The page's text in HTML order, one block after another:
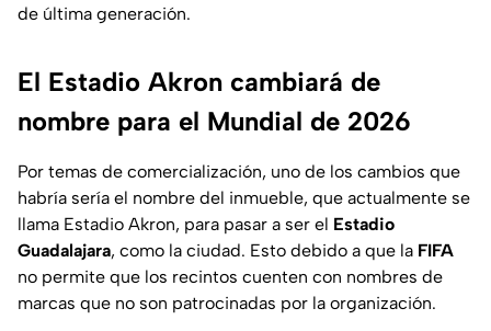
de última generación.
El Estadio Akron cambiará de
nombre para el Mundial de 2026
Por temas de comercialización, uno de los cambios que
habría sería el nombre del inmueble, que actualmente se
llama Estadio Akron, para pasar a ser el Estadio
Guadalajara, como la ciudad. Esto debido a que la FIFA
no permite que los recintos cuenten con nombres de
marcas que no son patrocinadas por la organización.